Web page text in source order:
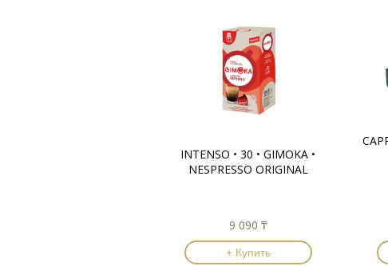
INTENSO • 30 • GIMOKA •
NESPRESSO ORIGINAL
9 090 ₸
+ Купить